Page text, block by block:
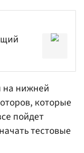
на нижней
которые
пойдет
тестовые